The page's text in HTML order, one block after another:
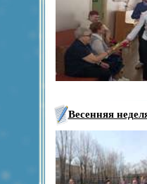
Весенняя